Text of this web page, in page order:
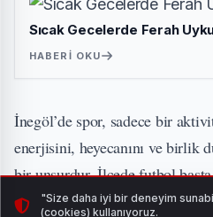
Sıcak Gecelerde Ferah
HABERI OKU
İnegöl’de spor, sadece bir
enerjisini, heyecanını ve birlik
bir unsurdur. İlçede futbol
dalına gösterilen ilgi, haber
"Size daha iyi bir deneyim
(cookies) kullanıyoruz.